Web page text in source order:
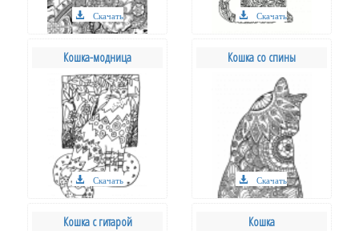
Скачать Скачать
Кошка-модница
Скачать
Кошка со спины
Скачать
Кошка с гитарой Кошка